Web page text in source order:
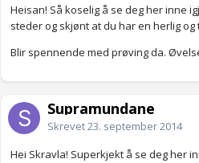
Heisan! Så koselig å se deg her inne
steder og skjønt at du har en herlig og
Blir spennende med prøving da.
Supramundane
Skrevet23. september 2014
Hei Skravla! Superkjekt å se deg her